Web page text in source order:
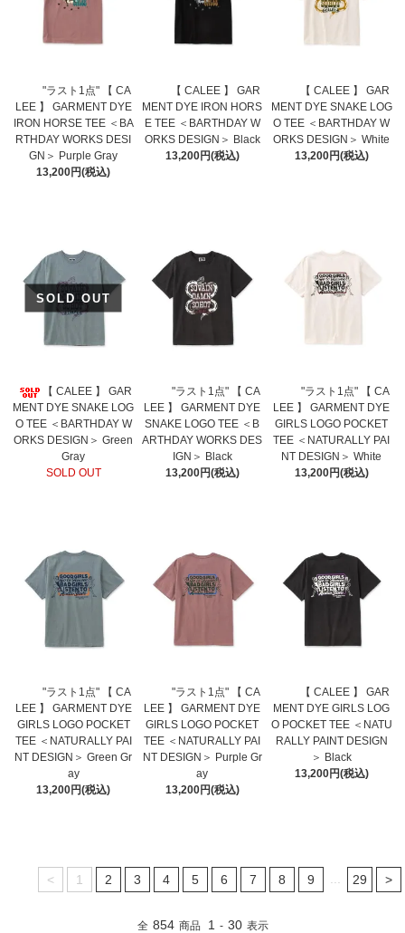
"ラスト1点" 【 CA
LEE 】 GARMENT DYE
IRON HORSE TEE ＜BA
RTHDAY WORKS DESI
GN＞ Purple Gray
13,200円(税込)
【 CALEE 】 GAR
MENT DYE IRON HORS
E TEE ＜BARTHDAY W
ORKS DESIGN＞ Black
13,200円(税込)
【 CALEE 】 GAR
MENT DYE SNAKE LOG
O TEE ＜BARTHDAY W
ORKS DESIGN＞ White
13,200円(税込)
SOLD OUT
【 CALEE 】 GAR
MENT DYE SNAKE LOG
O TEE ＜BARTHDAY W
ORKS DESIGN＞ Green
Gray
SOLD OUT
"ラスト1点" 【 CA
LEE 】 GARMENT DYE
SNAKE LOGO TEE ＜B
ARTHDAY WORKS DES
IGN＞ Black
13,200円(税込)
"ラスト1点" 【 CA
LEE 】 GARMENT DYE
GIRLS LOGO POCKET
TEE ＜NATURALLY PAI
NT DESIGN＞ White
13,200円(税込)
"ラスト1点" 【 CA
LEE 】 GARMENT DYE
GIRLS LOGO POCKET
TEE ＜NATURALLY PAI
NT DESIGN＞ Green Gr
ay
13,200円(税込)
"ラスト1点" 【 CA
LEE 】 GARMENT DYE
GIRLS LOGO POCKET
TEE ＜NATURALLY PAI
NT DESIGN＞ Purple Gr
ay
13,200円(税込)
【 CALEE 】 GAR
MENT DYE GIRLS LOG
O POCKET TEE ＜NATU
RALLY PAINT DESIGN
＞ Black
13,200円(税込)
< 1 2 3 4 5 6 7 8 9 29 >
全 854 商品 1 - 30 表示